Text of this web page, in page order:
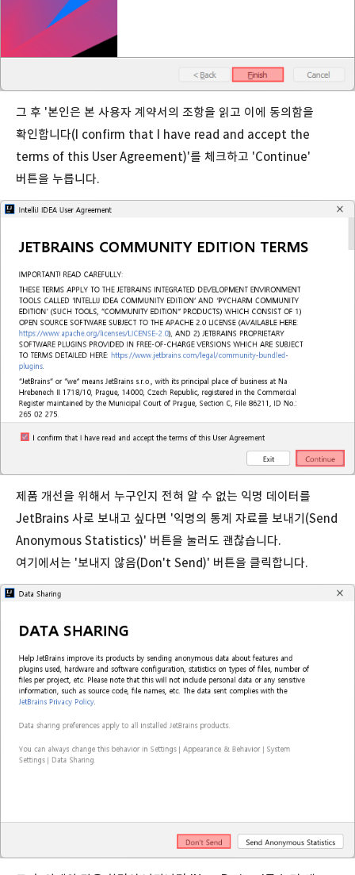
그 후 '본인은 본 사용자 계약서의 조항을 읽고 이에 동의함을
확인합니다(I confirm that I have read and accept the
terms of this User Agreement)'를 체크하고 'Continue'
버튼을 누릅니다.
제품 개선을 위해서 누구인지 전혀 알 수 없는 익명 데이터를
JetBrains 사로 보내고 싶다면 '익명의 통계 자료를 보내기(Send
Anonymous Statistics)' 버튼을 눌러도 괜찮습니다.
여기에서는 '보내지 않음(Don't Send)' 버튼을 클릭합니다.